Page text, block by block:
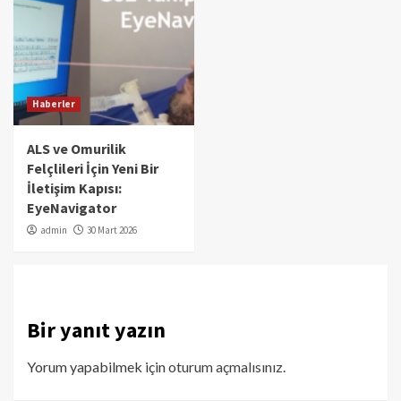
Haberler
ALS ve Omurilik
Felçlileri İçin Yeni Bir
İletişim Kapısı:
EyeNavigator
admin 30 Mart 2026
Bir yanıt yazın
Yorum yapabilmek içinoturum açmalısınız.